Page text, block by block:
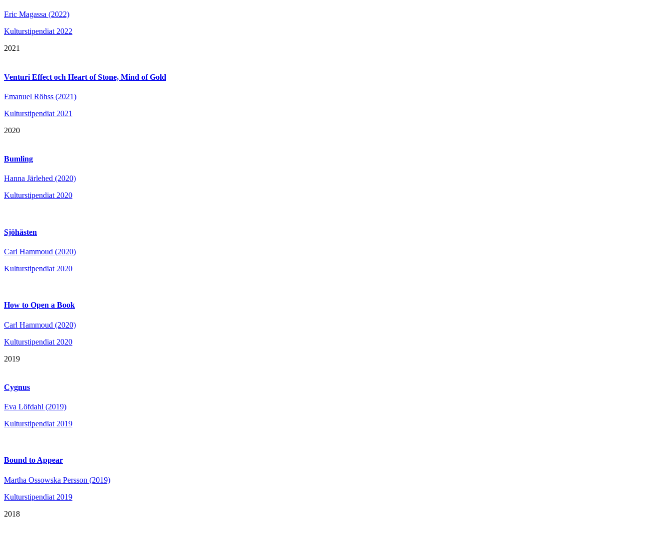
Eric Magassa (2022)
Kulturstipendiat 2022
2021
Venturi Effect och Heart of Stone, Mind of Gold
Emanuel Röhss (2021)
Kulturstipendiat 2021
2020
Bumling
Hanna Järlehed (2020)
Kulturstipendiat 2020
Sjöhästen
Carl Hammoud (2020)
Kulturstipendiat 2020
How to Open a Book
Carl Hammoud (2020)
Kulturstipendiat 2020
2019
Cygnus
Eva Löfdahl (2019)
Kulturstipendiat 2019
Bound to Appear
Martha Ossowska Persson (2019)
Kulturstipendiat 2019
2018